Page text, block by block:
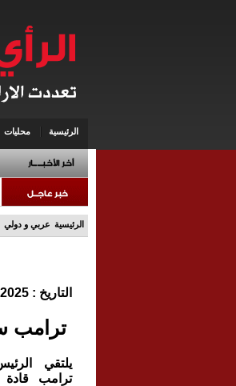
الرئيسية محليات
الرئيسية عربي و دولي
التاريخ : 2025-09-23
ترامب
يلتقي
ترامب